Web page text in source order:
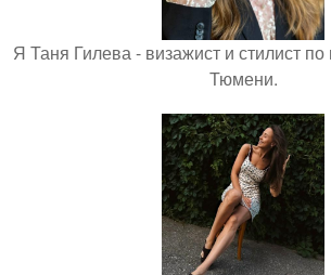
Я Таня Гилева - визажист и стилист
Тюмени.